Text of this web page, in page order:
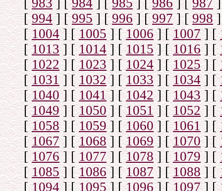
[983] [984] [985] [986] [987]
[994] [995] [996] [997] [998]
[1004] [1005] [1006] [1007] [
[1013] [1014] [1015 ] [1016] [
[1022] [1023] [1024] [1025] [
[1031] [1032] [1033] [1034] [
[1040] [1041] [1042] [1043] [
[1049] [1050] [1051] [1052] [
[1058] [1059] [1060] [1061] [
[1067] [1068] [1069] [1070] [
[1076] [1077] [1078] [1079] [
[1085] [1086] [1087] [1088] [
[1094] [1095] [1096] [1097] [